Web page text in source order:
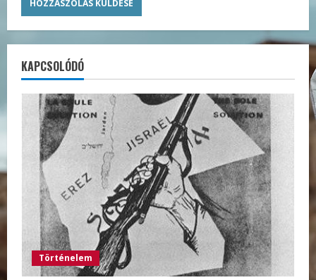
KAPCSOLÓDÓ
Történelem